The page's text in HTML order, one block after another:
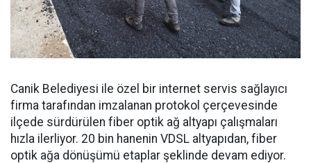
Canik Belediyesi ile özel bir internet servis sağlayıcı
firma tarafından imzalanan protokol çerçevesinde
ilçede sürdürülen fiber optik ağ altyapı çalışmaları
hızla ilerliyor. 20 bin hanenin VDSL altyapıdan, fiber
optik ağa dönüşümü etaplar şeklinde devam ediyor.